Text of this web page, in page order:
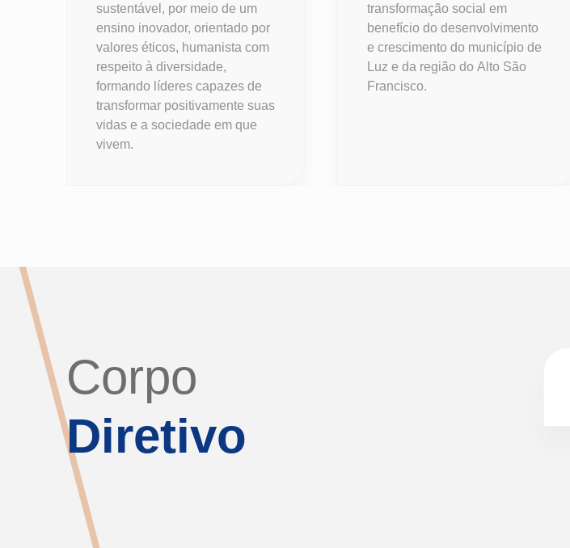
sustentável, por meio de um
ensino inovador, orientado por
valores éticos, humanista com
respeito à diversidade,
formando líderes capazes de
transformar positivamente suas
vidas e a sociedade em que
vivem.
transformação social em
benefício do desenvolvimento
e crescimento do município de
Luz e da região do Alto São
Francisco.
Corpo
Diretivo